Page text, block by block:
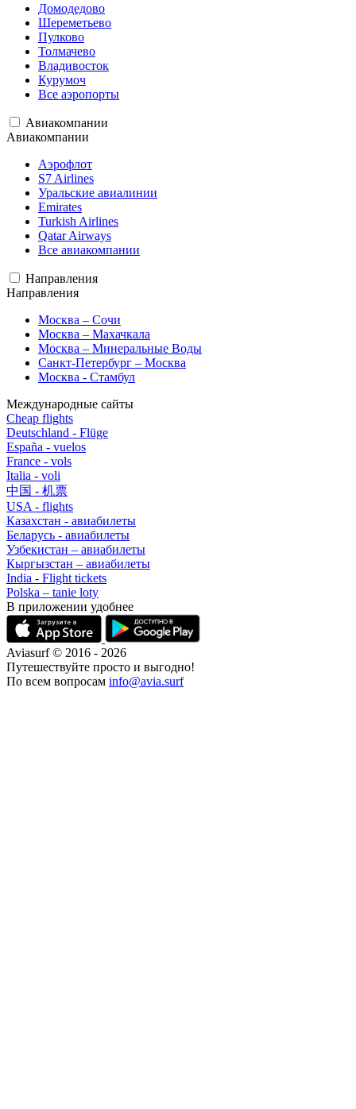
Домодедово
Шереметьево
Пулково
Толмачево
Владивосток
Курумоч
Все аэропорты
Авиакомпании
Авиакомпании
Аэрофлот
S7 Airlines
Уральские авиалинии
Emirates
Turkish Airlines
Qatar Airways
Все авиакомпании
Направления
Направления
Москва – Сочи
Москва – Махачкала
Москва – Минеральные Воды
Санкт-Петербург – Москва
Москва - Стамбул
Международные сайты
Cheap flights
Deutschland - Flüge
España - vuelos
France - vols
Italia - voli
中国 - 机票
USA - flights
Казахстан - авиабилеты
Беларусь - авиабилеты
Узбекистан – авиабилеты
Кыргызстан – авиабилеты
India - Flight tickets
Polska – tanie loty
В приложении удобнее
Aviasurf © 2016 - 2026
Путешествуйте просто и выгодно!
По всем вопросам info@avia.surf